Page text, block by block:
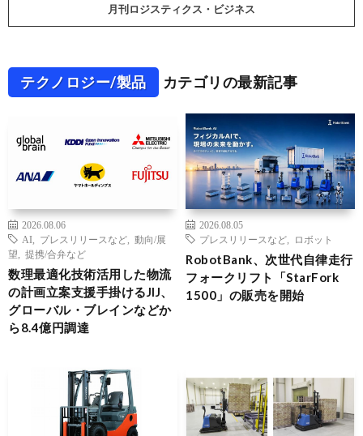
月刊ロジスティクス・ビジネス
テクノロジー/製品 カテゴリの最新記事
2026.08.06
AI
プレスリリースなど
動向/展
望
提携/合弁など
数理最適化技術活用した物流
の計画立案支援手掛けるJIJ、
グローバル・ブレインなどか
ら8.4億円調達
2026.08.05
プレスリリースなど
ロボット
RobotBank、次世代自律走行
フォークリフト「StarFork
1500」の販売を開始